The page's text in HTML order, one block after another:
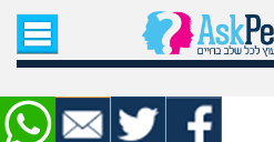
עמוד הבית
שאל שאלה